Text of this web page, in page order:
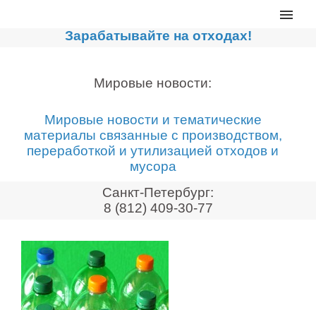
Главная
Сортировочные линии
Дробильное оборудование
Компакторы, контейнеры
Реализованные проекты
Видео
Новости компании
Мировые новости
О нас
Зарабатывайте на отходах!
Мировые новости:
Мировые новости и тематические
материалы связанные с производством,
переработкой и утилизацией отходов и
мусора
Санкт-Петербург:
8 (812) 409-30-77